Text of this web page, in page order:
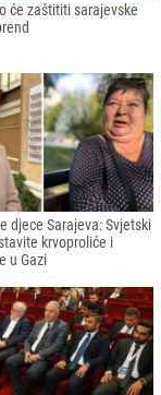
će zaštititi sarajevske
djece Sarajeva: Svjetski
krvoproliće i
u Gazi